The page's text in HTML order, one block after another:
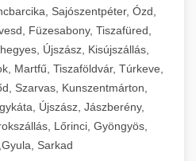
sajtreszelő
berendezések és
kellékek.
éttermi és catering
konyhai megoldások
Sajószentpéter, Ózd,
Füzesabony, Tiszafüred,
Újszász, Kisújszállás,
Martfű, Tiszaföldvár, Túrkeve,
Szarvas, Kunszentmárton,
Újszász, Jászberény,
Lőrinci, Gyöngyös,
Sarkad